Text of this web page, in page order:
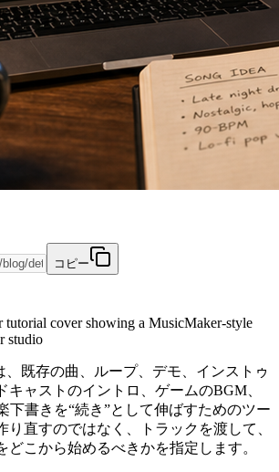
コピー
、既存の曲、ループ、デモ、インストゥ
キャストのイントロ、ゲームのBGM、
下書きを“続き”として伸ばすためのツー
り直すのではなく、トラックを渡して、
どこから始めるべきかを指定します。